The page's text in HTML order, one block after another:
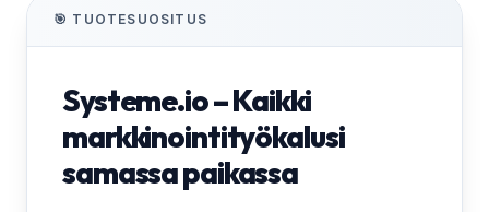
🎯 TUOTESUOSITUS
Systeme.io – Kaikki
markkinointityökalusi
samassa paikassa